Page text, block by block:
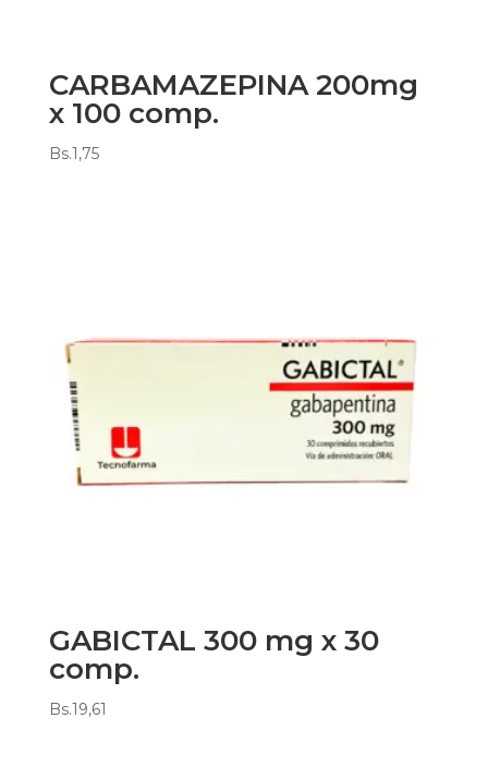
CARBAMAZEPINA 200mg
x 100 comp.
Bs.1,75
GABICTAL 300 mg x 30
comp.
Bs.19,61